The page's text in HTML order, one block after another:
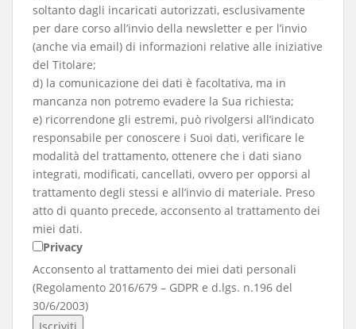
soltanto dagli incaricati autorizzati, esclusivamente
per dare corso all’invio della newsletter e per l’invio
(anche via email) di informazioni relative alle iniziative
del Titolare;
d) la comunicazione dei dati è facoltativa, ma in
mancanza non potremo evadere la Sua richiesta;
e) ricorrendone gli estremi, può rivolgersi all’indicato
responsabile per conoscere i Suoi dati, verificare le
modalità del trattamento, ottenere che i dati siano
integrati, modificati, cancellati, ovvero per opporsi al
trattamento degli stessi e all’invio di materiale. Preso
atto di quanto precede, acconsento al trattamento dei
miei dati.
Privacy
Acconsento al trattamento dei miei dati personali
(Regolamento 2016/679 – GDPR e d.lgs. n.196 del
30/6/2003)